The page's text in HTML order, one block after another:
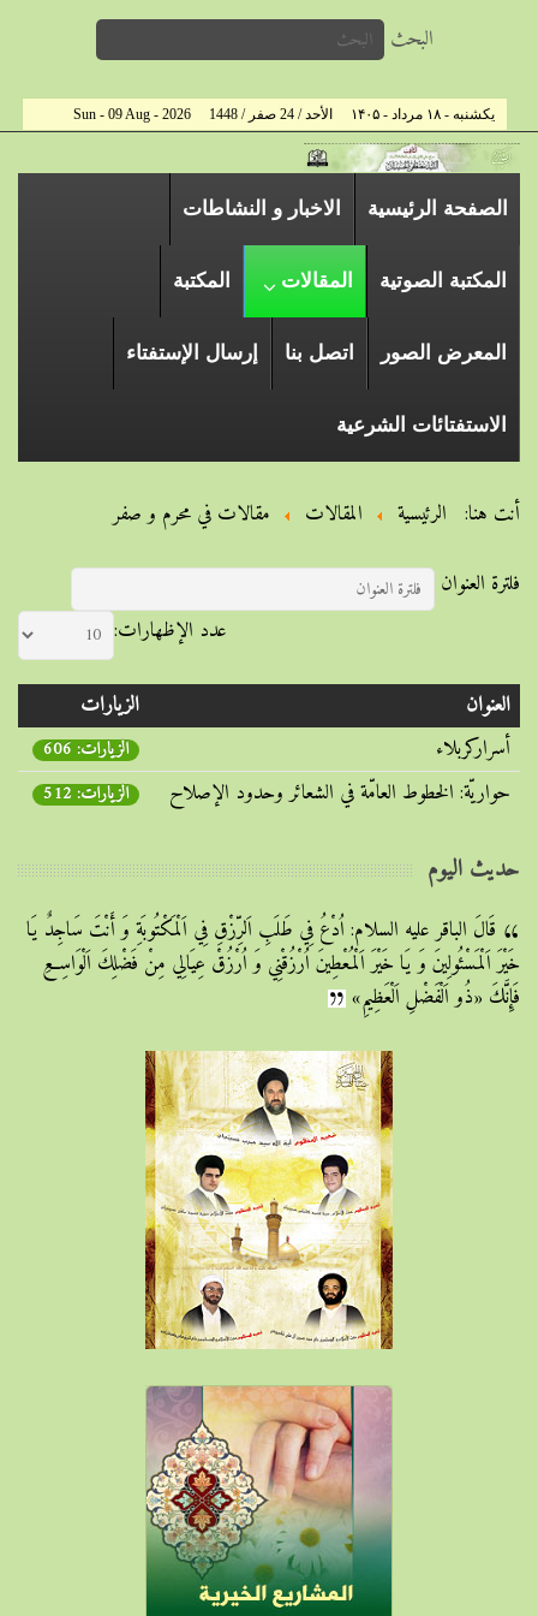
البحث
یکشنبه - ۱۸ مرداد - ۱۴۰۵ الأحد / 24 صفر / 1448 Sun - 09 Aug - 2026
الصفحة الرئیسیة الاخبار و النشاطات
المكتبة الصوتية المقالات المكتبة
المعرض الصور اتصل بنا إرسال الإستفتاء
الاستفتائات الشرعية
أنت هنا: الرئيسية المقالات
مقالات في محرم و صفر
فلترة العنوان
عدد الإظهارات:
العنوان
الزيارات
أسراركربلاء
الزيارات: 606
حواريّة: الخطوط العامّة في الشعائر وحدود الإصلاح الزيارات: 512
حديث اليوم
قَالَ الباقر علیه السلام: اُدْعُ فِي طَلَبِ اَلرِّزْقِ فِي اَلْمَكْتُوبَةِ وَ أَنْتَ سَاجِدٌ يَا
خَيْرَ اَلْمَسْئُولِينَ وَ يَا خَيْرَ اَلْمُعْطِينَ اُرْزُقْنِي وَ اُرْزُقْ عِيَالِي مِنْ فَضْلِكَ اَلْوَاسِعِ
فَإِنَّكَ «ذُو اَلْفَضْلِ اَلْعَظِيمِ»